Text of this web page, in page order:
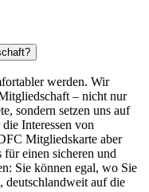
werden. Wir
– nicht nur
sondern setzen uns auf
Interessen von
Mitgliedskarte aber
einen sicheren und
Sie können egal, wo Sie
deutschlandweit auf die